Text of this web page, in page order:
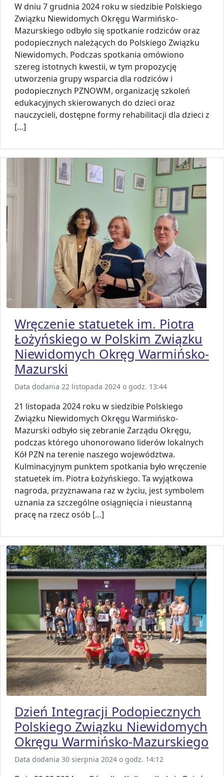
W dniu 7 grudnia 2024 roku w siedzibie Polskiego
Związku Niewidomych Okręgu Warmińsko-
Mazurskiego odbyło się spotkanie rodziców oraz
podopiecznych należących do Polskiego Związku
Niewidomych. Podczas spotkania omówiono
szereg istotnych kwestii, w tym propozycję
utworzenia grupy wsparcia dla rodziców i
podopiecznych PZNOWM, organizację szkoleń
edukacyjnych skierowanych do dzieci oraz
nauczycieli, dostępne formy rehabilitacji dla dzieci z
[…]
Wręczenie statuetek im. Piotra
Łożyńskiego w Polskim Związku
Niewidomych Okręg Warmińsko-
Mazurski
Data dodania 22 listopada 2024 o godz. 13:44
21 listopada 2024 roku w siedzibie Polskiego
Związku Niewidomych Okręgu Warmińsko-
Mazurski odbyło się zebranie Zarządu Okręgu,
podczas którego uhonorowano liderów lokalnych
Kół PZN na terenie naszego województwa.
Kulminacyjnym punktem spotkania było wręczenie
statuetek im. Piotra Łożyńskiego. Ta wyjątkowa
nagroda, przyznawana raz w życiu, jest symbolem
uznania za szczególne osiągnięcia i nieustanną
pracę na rzecz osób […]
Dzień Integracji Podopiecznych
Polskiego Związku Niewidomych
Okręgu Warmińsko-Mazurskiego
Data dodania 30 sierpnia 2024 o godz. 14:12